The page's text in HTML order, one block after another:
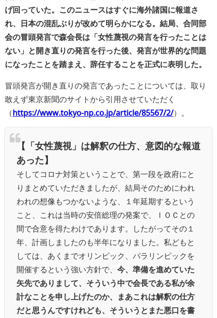
げ回っていた。このニュースはすぐに海外諸国に報道さ
れ、日本の混乱ぶりが改めて明らかになる。結局、合同部
会の冒頭発言で森会長は「女性蔑視の発言を行ったことは
ない」と開き直りの発言を行った後、発言が世界的な問題
になったことを踏まえ、辞任することを正式に表明した。
冒頭発言が開き直りの発言であったことについては、取り
敢えず東京新聞のサイトから引用させていただく
（https://www.tokyo-np.co.jp/article/85567/2/）。
【「女性蔑視」は解釈の仕方、意図的な報道
あった】
そしてコロナ対策ということで、第一段を政府にと
りまとめていただきましたが、結局そのためにわれ
われの想像もつかないような、１年延期するという
こと、これは当時の安倍総理の発案で、ＩＯＣとの
間で合意を得たわけであります。したがってその１
年、計画しましたのも半年になりました。私どもと
しては、あくまでオリンピック、パラリンピックを
開催するという強い方針で、 今、準備を進めていた
矢先でありまして、そういう中で会長である私が余
計なことを申し上げたのか、まあこれは解釈の仕方
だと思うんですけれども、そういうとまた悪口を書